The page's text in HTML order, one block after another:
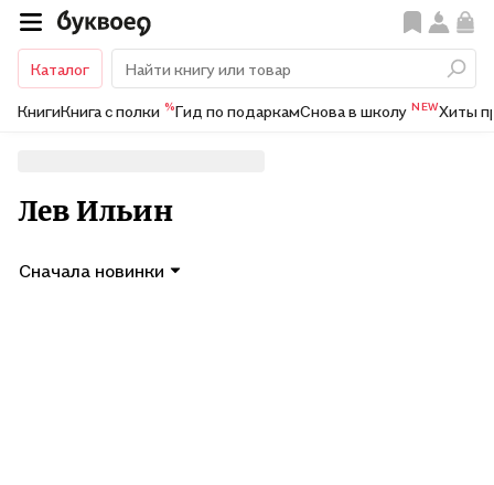
Каталог
КнигиКнига с полки %Гид по подаркамСнова в школу NEWХиты
Лев Ильин
Сначала новинки